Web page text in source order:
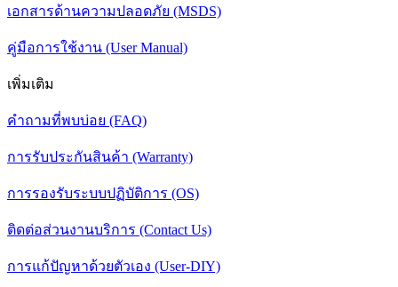
เอกสารด้านความปลอดภัย (MSDS)
คู่มือการใช้งาน (User Manual)
เพิ่มเติม
คำถามที่พบบ่อย (FAQ)
การรับประกันสินค้า (Warranty)
การรองรับระบบปฏิบัติการ (OS)
ติดต่อส่วนงานบริการ (Contact Us)
การแก้ปัญหาด้วยตัวเอง (User-DIY)